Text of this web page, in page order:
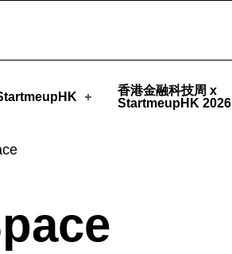
香港金融科技周 x
StartmeupHK 2026